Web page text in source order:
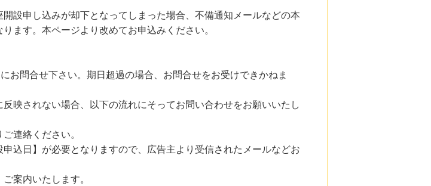
設申し込みが却下となってしまった場合、不備通知メールなどの本
ます。本ページより改めてお申込みください。
お問合せ下さい。期日超過の場合、お問合せをお受けできかねま
映されない場合、以下の流れにそってお問い合わせをお願いいたし
連絡ください。
込日】が必要となりますので、広告主より受信されたメールなどお
案内いたします。